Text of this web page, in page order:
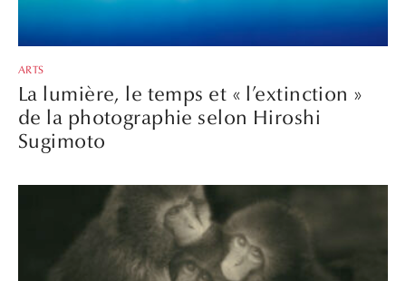
ARTS
La lumière, le temps et « l’extinction »
de la photographie selon Hiroshi
Sugimoto